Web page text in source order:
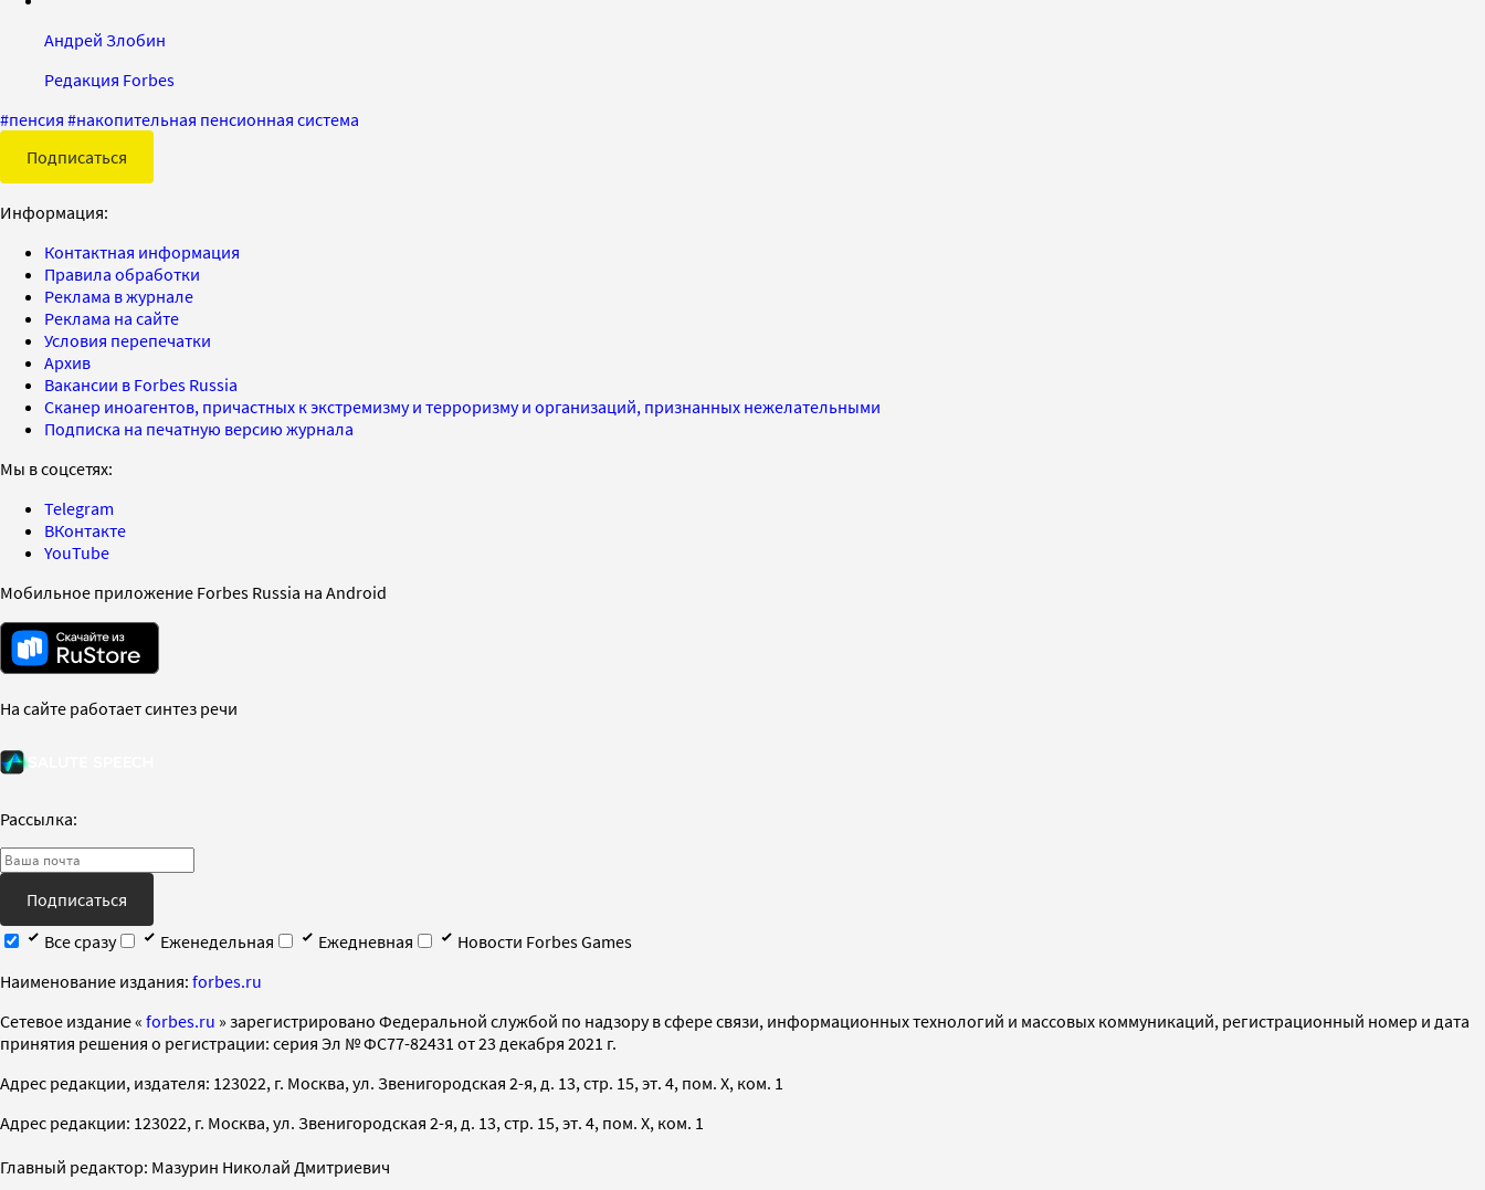
Андрей Злобин
Редакция Forbes
#пенсия #накопительная пенсионная система
Подписаться
Информация:
Контактная информация
Правила обработки
Реклама в журнале
Реклама на сайте
Условия перепечатки
Архив
Вакансии в Forbes Russia
Сканер иноагентов, причастных к экстремизму и терроризму и организаций, признанных нежелательными
Подписка на печатную версию журнала
Мы в соцсетях:
Telegram
ВКонтакте
YouTube
Мобильное приложение Forbes Russia на Android
На сайте работает синтез речи
Рассылка:
Подписаться
Все сразу
Еженедельная Ежедневная
Новости Forbes Games
Наименование издания: forbes.ru
Cетевое издание « forbes.ru » зарегистрировано Федеральной службой по надзору в сфере связи, информационных технологий и массовых коммуникаций, регистрационный номер и дата
принятия решения о регистрации: серия Эл № ФС77-82431 от 23 декабря 2021 г.
Адрес редакции, издателя: 123022, г. Москва, ул. Звенигородская 2-я, д. 13, стр. 15, эт. 4, пом. X, ком. 1
Адрес редакции: 123022, г. Москва, ул. Звенигородская 2-я, д. 13, стр. 15, эт. 4, пом. X, ком. 1
Главный редактор: Мазурин Николай Дмитриевич